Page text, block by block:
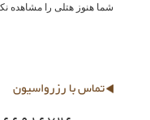
شما هنوز هتلی را مشاهده
تماس با رزرواسیون